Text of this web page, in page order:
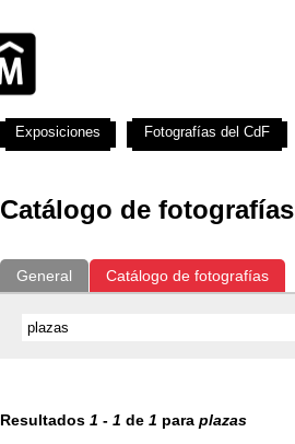
Catálogo de fotografías
General Catálogo de fotografías
Resultados 1 - 1 de 1 para plazas
Exposiciones Fotografías del CdF